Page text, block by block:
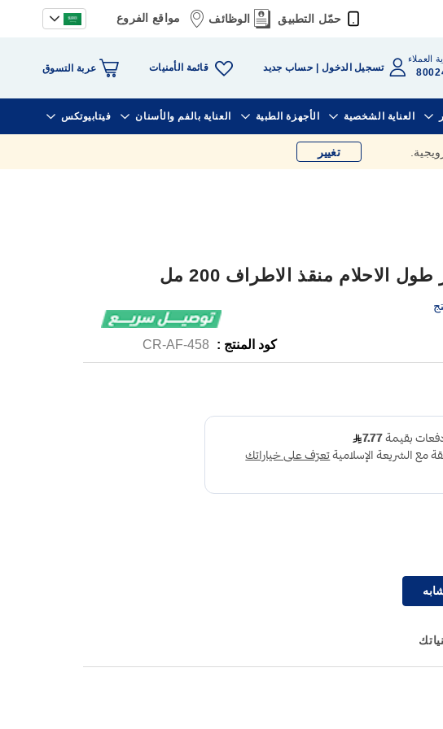
حمّل التطبيق الوظائف مواقع الفروع
العملاء
تسجيل الدخول حساب جديد قائمة الأمنيات عربة التسوق
العناية الشخصية الأجهزة الطبية العناية بالفم والأسنان فيتابيوتكس
تغيير
الاحلام منقذ الاطراف 200 مل
كود المنتج : CR-AF-458